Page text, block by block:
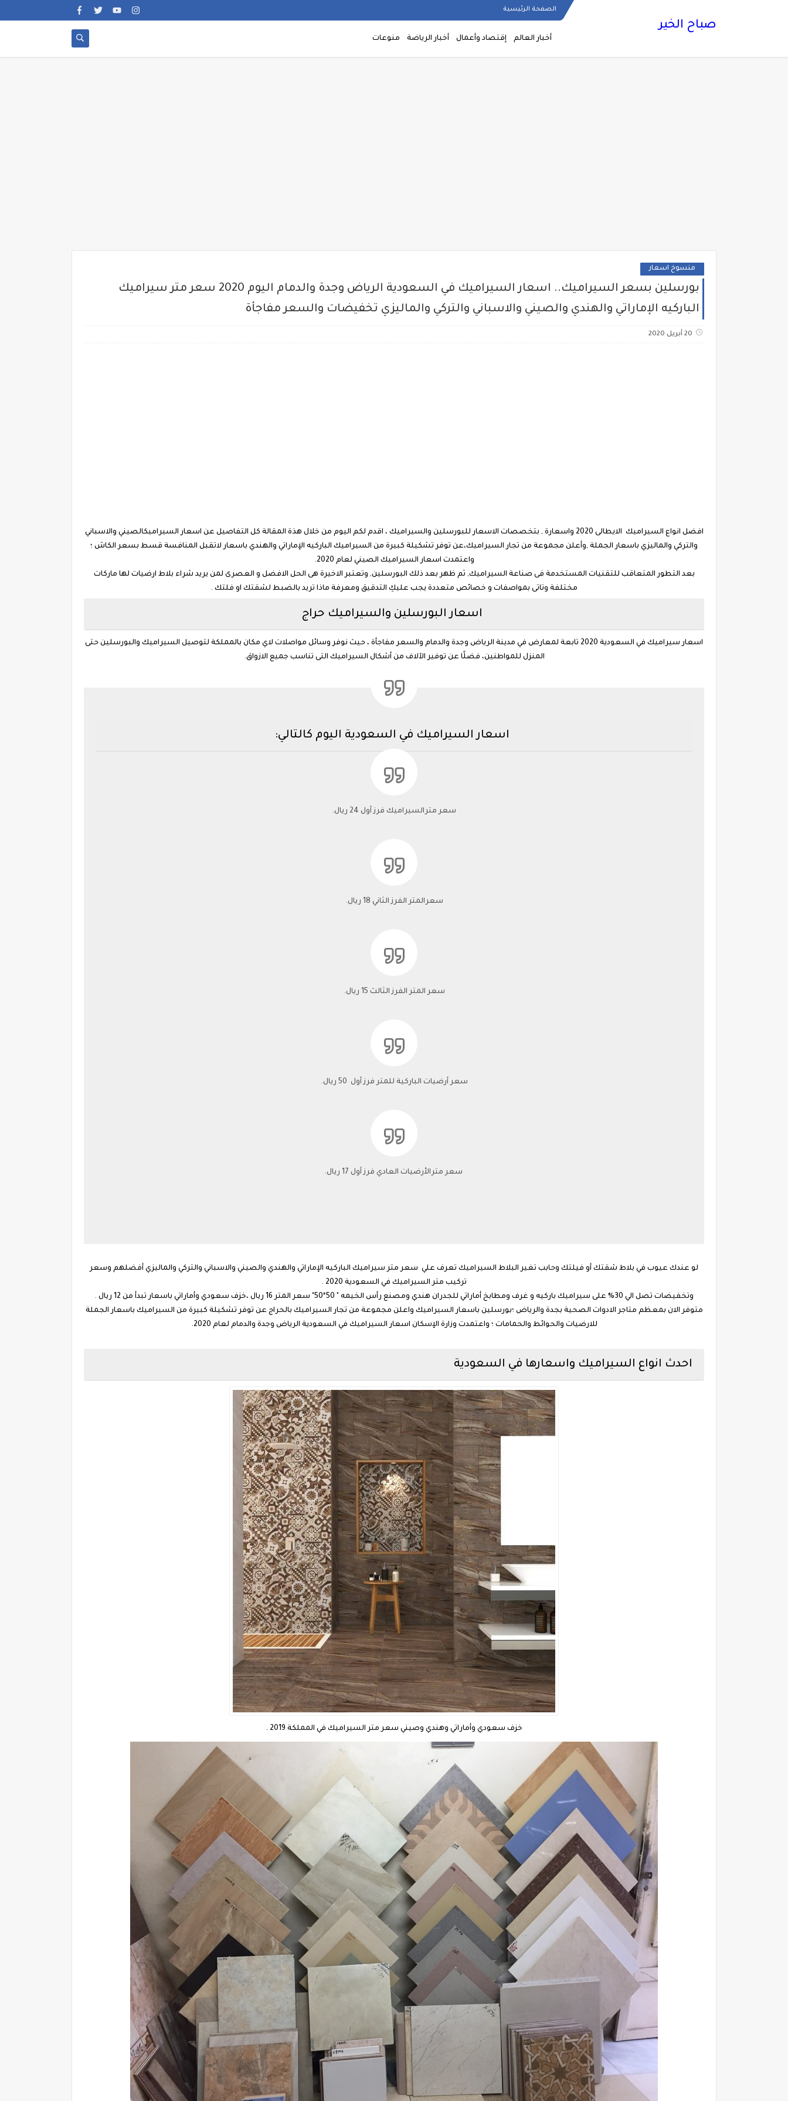
الصفحة الرئيسية
صباح الخير
أخبار العالم إقتصاد وأعمال أخبار الرياضة منوعات
منسوخ اسعار
بورسلين بسعر السيراميك.. اسعار السيراميك في السعودية الرياض وجدة والدمام اليوم 2020 سعر متر سيراميك
الباركيه الإماراتي والهندي والصيني والاسباني والتركي والماليزي تخفيضات والسعر مفاجأة
20 أبريل 2020
افضل انواع السيراميك الايطالى 2020 واسعارة , بتخصصات الاسعار للبورسلين والسيراميك ، اقدم لكم اليوم من خلال هذة المقالة كل التفاصيل عن اسعار السيراميكالصيني والاسباني
والتركي والماليزي باسعار الجملة ,وأعلن مجموعة من تجار السيراميك،عن توفر تشكيلة كبيرة من السيراميك الباركيه الإماراتي والهندي باسعار لاتقبل المنافسة قسط بسعر الكاش ؛
واعتمدت اسعار السيراميك الصيني لعام 2020.
بعد التطور المتعاقب للتقنيات المستخدمة فى صناعة السيراميك, ثم ظهر بعد ذلك البورسلين, وتعتبر الاخيرة هى الحل الافضل و العصرى لمن يريد شراء بلاط ارضيات لها ماركات
مختلفة وتاتى بمواصفات و خصائص متعددة يجب عليكِ التدقيق ومعرفة ماذا تريد بالضبط لشقتك او فلتك .
اسعار البورسلين والسيراميك حراج
اسعار سيراميك في السعودية 2020 تابعة لمعارض في مدينة الرياض وجدة والدمام والسعر مفاجأة ، حيث نوفر وسائل مواصلات لاي مكان بالمملكة لتوصيل السيراميك والبورسلين حتى
المنزل للمواطنين، فضلًا عن توفير الآلاف من أشكال السيراميك التى تناسب جميع الازواق.
اسعار السيراميك في السعودية اليوم كالتالي:
سعر مترالسيراميك فرز أول 24 ريال.
سعرالمتر الفرز الثاني 18 ريال.
سعر المتر الفرز الثالث 15 ريال.
سعر أرضيات الباركية للمتر فرز أول 50 ريال.
سعر مترالأرضيات العادي فرز أول 17 ريال.
لو عندك عيوب في بلاط شقتك أو فيلتك وحابب تغير البلاط السيراميك تعرف علي سعر متر سيراميك الباركيه الإماراتي والهندي والصيني والاسباني والتركي والماليزي أفضلهم وسعر
تركيب متر السيراميك في السعودية 2020 .
وتخفيضات تصل الي 30% على سيراميك باركيه و غرف ومطابخ أماراتي للجدران هندي ومصنع رأس الخيمه " 50*50" سعر المتر 16 ريال ،خزف سعودي وأماراتي باسعار تبدأ من 12 ريال .
متوفر الان بمعظم متاجر الادوات الصحية بجدة والرياض ؛بورسلين باسعار السيراميك واعلن مجموعة من تجار السيراميك بالحراج عن توفر تشكيلة كبيرة من السيراميك باسعار الجملة
للارضيات والحوائط والحمامات ؛ واعتمدت وزارة الإسكان اسعار السيراميك في السعودية الرياض وجدة والدمام لعام 2020.
احدث انواع السيراميك واسعارها في السعودية
خزف سعودي وأماراتي وهندي وصيني سعر متر السيراميك في المملكة 2019 .